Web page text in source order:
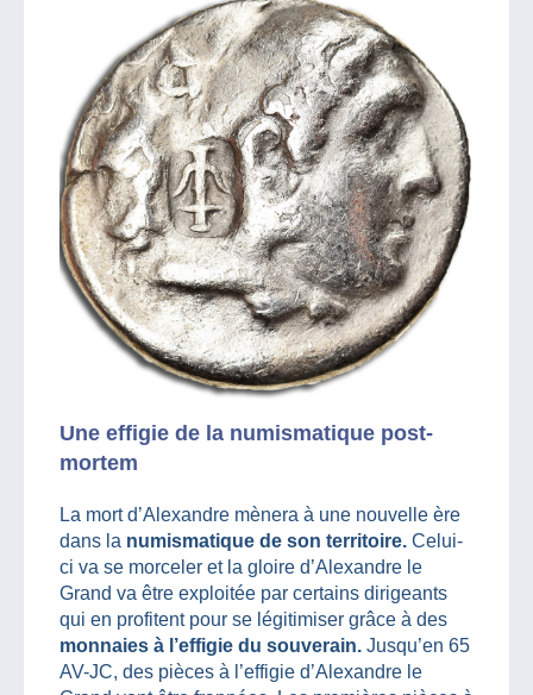
Une effigie de la numismatique post-
mortem
La mort d’Alexandre mènera à une nouvelle ère
dans la numismatique de son territoire. Celui-
ci va se morceler et la gloire d’Alexandre le
Grand va être exploitée par certains dirigeants
qui en profitent pour se légitimiser grâce à des
monnaies à l’effigie du souverain. Jusqu’en 65
AV-JC, des pièces à l’effigie d’Alexandre le